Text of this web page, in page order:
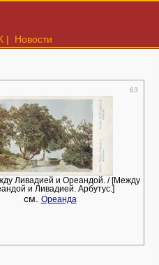
| Новости
63
Ливадией и Ореандой. / [Между
и Ливадией. Арбутус.]
см. Ореанда